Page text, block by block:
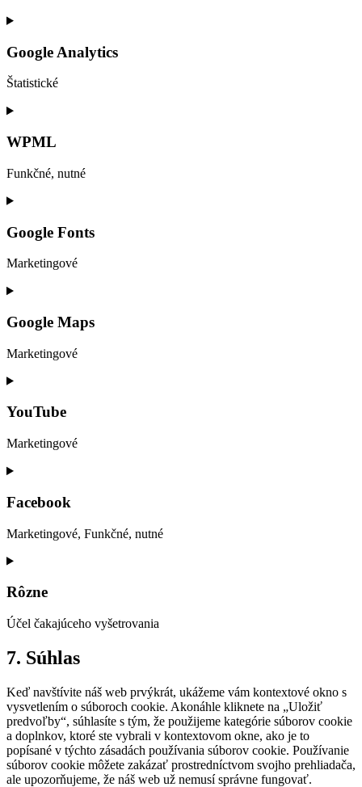
Consent
service
woocommerce
Google Analytics
Štatistické
Consent
service
analytics
WPML
Funkčné, nutné
Consent
service
Google Fonts
Marketingové
Consent
service
google-
fonts
Google Maps
Marketingové
Consent
service
maps
YouTube
Marketingové
Consent
service
Facebook
Marketingové, Funkčné, nutné
Consent
service
Rôzne
Účel čakajúceho vyšetrovania
Consent
to
rôzne
7. Súhlas
Keď navštívite náš web prvýkrát, ukážeme vám kontextové okno s
vysvetlením o súboroch cookie. Akonáhle kliknete na „Uložiť
predvoľby“, súhlasíte s tým, že použijeme kategórie súborov cookie
a doplnkov, ktoré ste vybrali v kontextovom okne, ako je to
popísané v týchto zásadách používania súborov cookie. Používanie
súborov cookie môžete zakázať prostredníctvom svojho prehliadača,
ale upozorňujeme, že náš web už nemusí správne fungovať.